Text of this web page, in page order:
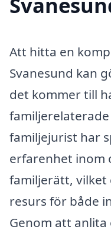
Att hitta en
Svanesund kan
det kommer till
familjejurist har
erfarenhet inom
familjerätt, vilket
resurs för både
Genom att